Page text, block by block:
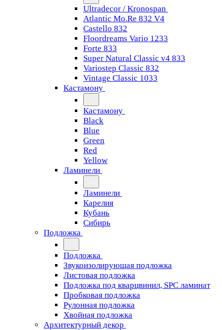
Ultradecor / Kronospan
Atlantic Mo.Re 832 V4
Castello 832
Floordreams Vario 1233
Forte 833
Super Natural Classic v4 833
Variostep Classic 832
Vintage Classic 1033
Кастамону
Кастамону
Black
Blue
Green
Red
Yellow
Ламинели
Ламинели
Карелия
Кубань
Сибирь
Подложка
Подложка
Звукоизолирующая подложка
Листовая подложка
Подложка под кварцвинил, SPC ламинат
Пробковая подложка
Рулонная подложка
Хвойная подложка
Архитектурный декор